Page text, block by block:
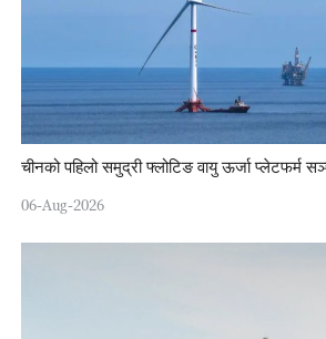
चीनको पहिलो समुद्री फ्लोटिङ वायु ऊर्जा प्लेटफर्म
06-Aug-2026